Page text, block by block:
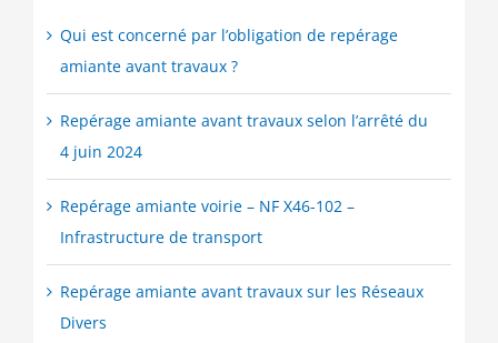
Qui est concerné par l’obligation de repérage
amiante avant travaux ?
Repérage amiante avant travaux selon l’arrêté du
4 juin 2024
Repérage amiante voirie – NF X46-102 –
Infrastructure de transport
Repérage amiante avant travaux sur les Réseaux
Divers